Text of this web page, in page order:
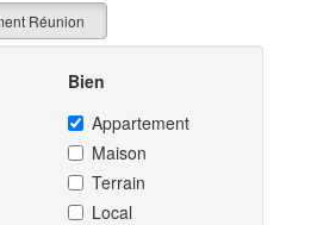
Réunion
Bien
Appartement
Maison
Terrain
Local